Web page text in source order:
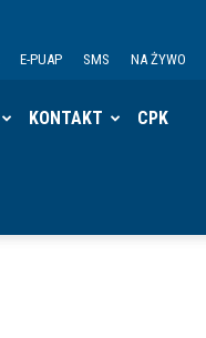
E-PUAP SMS NA ŻYWO
KONTAKT CPK